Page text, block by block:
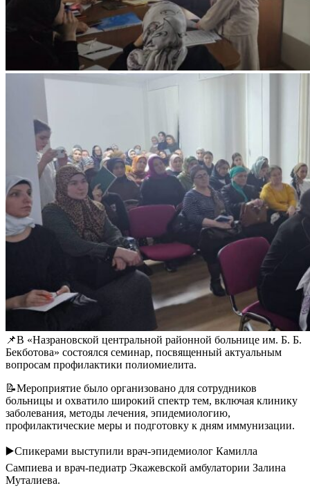
📌В «Назрановской центральной районной больнице им. Б. Б.
Бекботова» состоялся семинар, посвященный актуальным
вопросам профилактики полиомиелита.
📝Мероприятие было организовано для сотрудников
больницы и охватило широкий спектр тем, включая клинику
заболевания, методы лечения, эпидемиологию,
профилактические меры и подготовку к дням иммунизации.
▶️Спикерами выступили врач-эпидемиолог Камилла
Сампиева и врач-педиатр Экажевской амбулатории Залина
Муталиева.